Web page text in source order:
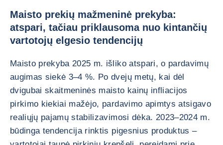
Maisto prekių mažmeninė prekyba:
atspari, tačiau priklausoma nuo kintančių
vartotojų elgesio tendencijų
Maisto prekyba 2025 m. išliko atspari, o pardavimų
augimas siekė 3–4 %. Po dvejų metų, kai dėl
dvigubai skaitmeninės maisto kainų infliacijos
pirkimo kiekiai mažėjo, pardavimo apimtys atsigavo
realiųjų pajamų stabilizavimosi dėka. 2023–2024 m.
būdinga tendencija rinktis pigesnius produktus –